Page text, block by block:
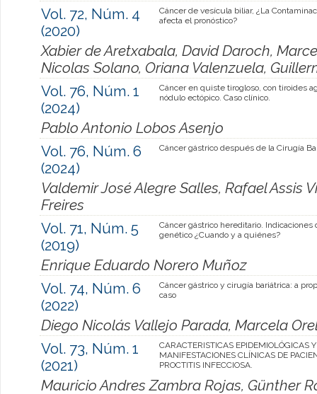
Vol. 72, Núm. 4
(2020)
Cáncer de vesícula biliar, ¿La
afecta el pronóstico?
Xabier de Aretxabala, David Daroch,
Nicolas Solano, Oriana Valenzuela,
Vol. 76, Núm. 1
(2024)
Cáncer en quiste tirogloso, con tiroides
nódulo ectópico. Caso clínico.
Pablo Antonio Lobos Asenjo
Vol. 76, Núm. 6
(2024)
Cáncer gástrico después de la Cirugía
Valdemir José Alegre Salles, Rafael Assis
Freires
Vol. 71, Núm. 5
(2019)
Cáncer gástrico hereditario. Indicaciones
genético ¿Cuando y a quiénes?
Enrique Eduardo Norero Muñoz
Vol. 74, Núm. 6
(2022)
Cáncer gástrico y cirugía bariátrica: a
caso
Diego Nicolás Vallejo Parada, Marcela
Vol. 73, Núm. 1
(2021)
CARACTERISTICAS EPIDEMIOLÓGICAS Y
MANIFESTACIONES CLÍNICAS DE
PROCTITIS INFECCIOSA.
Mauricio Andres Zambra Rojas, Günther